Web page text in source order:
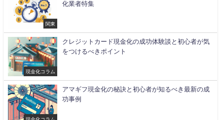
関東
化業者特集
現金化コラム
クレジットカード現金化の成功体験談と初心者が気
をつけるべきポイント
アマギフ現金化の秘訣と初心者が知るべき最新の成
功事例